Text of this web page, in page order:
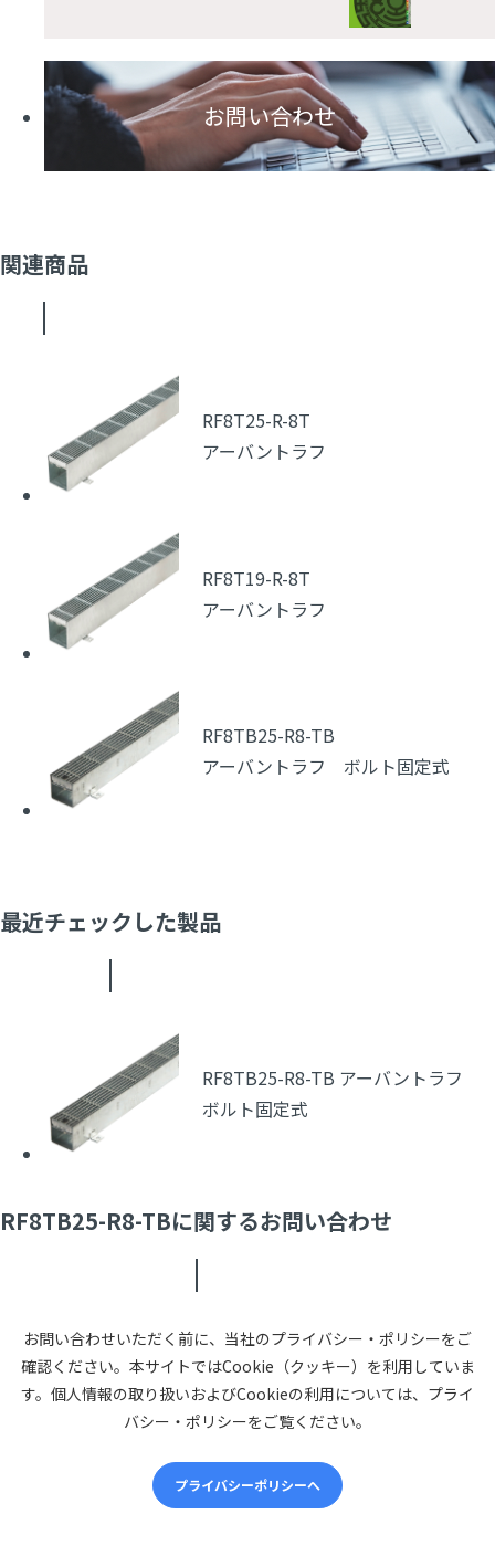
お問い合わせ
関連商品
RF8T25-R-8T
アーバントラフ
RF8T19-R-8T
アーバントラフ
RF8TB25-R8-TB
アーバントラフ ボルト固定式
最近チェックした製品
RF8TB25-R8-TB アーバントラフ
ボルト固定式
RF8TB25-R8-TBに関するお問い合わせ
お問い合わせいただく前に、当社のプライバシー・ポリシーをご
確認ください。本サイトではCookie（クッキー）を利用していま
す。個人情報の取り扱いおよびCookieの利用については、プライ
バシー・ポリシーをご覧ください。
プライバシーポリシーへ